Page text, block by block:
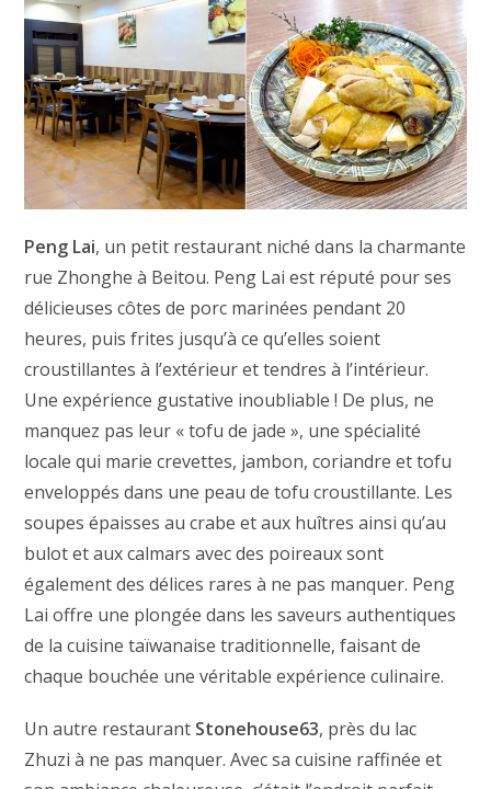
Peng Lai, un petit restaurant niché dans la charmante
rue Zhonghe à Beitou. Peng Lai est réputé pour ses
délicieuses côtes de porc marinées pendant 20
heures, puis frites jusqu’à ce qu’elles soient
croustillantes à l’extérieur et tendres à l’intérieur.
Une expérience gustative inoubliable ! De plus, ne
manquez pas leur « tofu de jade », une spécialité
locale qui marie crevettes, jambon, coriandre et tofu
enveloppés dans une peau de tofu croustillante. Les
soupes épaisses au crabe et aux huîtres ainsi qu’au
bulot et aux calmars avec des poireaux sont
également des délices rares à ne pas manquer. Peng
Lai offre une plongée dans les saveurs authentiques
de la cuisine taïwanaise traditionnelle, faisant de
chaque bouchée une véritable expérience culinaire.
Un autre restaurant Stonehouse63, près du lac
Zhuzi à ne pas manquer. Avec sa cuisine raffinée et